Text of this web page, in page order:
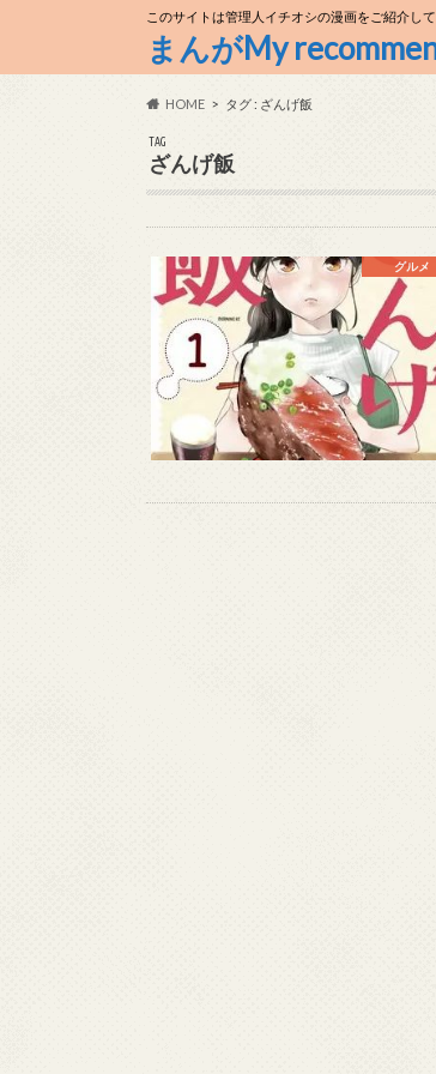
このサイトは管理人イチオシの漫画をご紹介し
まんがMy
HOME タグ : ざんげ飯
TAG
ざんげ飯
グルメ